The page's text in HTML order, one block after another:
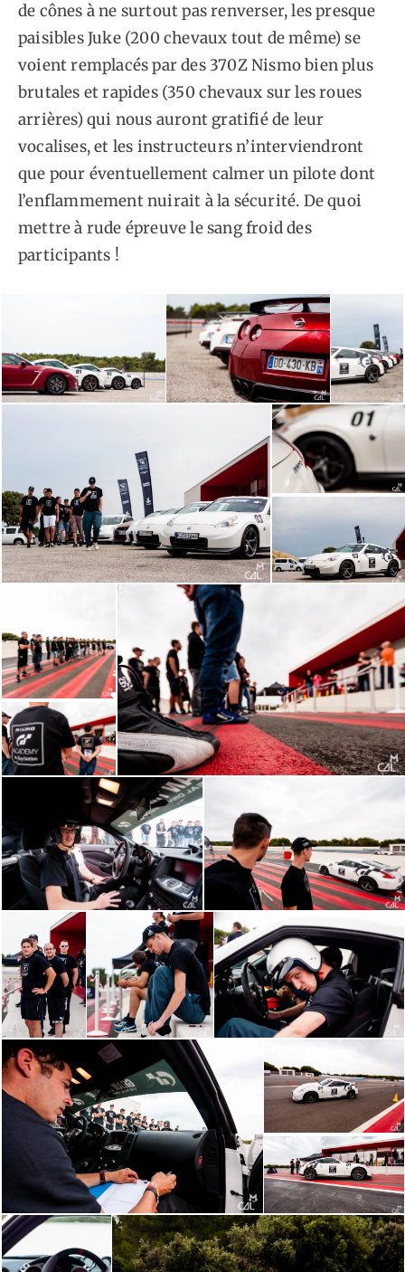
de cônes à ne surtout pas renverser, les presque
paisibles Juke (200 chevaux tout de même) se
voient remplacés par des 370Z Nismo bien plus
brutales et rapides (350 chevaux sur les roues
arrières) qui nous auront gratifié de leur
vocalises, et les instructeurs n’interviendront
que pour éventuellement calmer un pilote dont
l’enflammement nuirait à la sécurité. De quoi
mettre à rude épreuve le sang froid des
participants !